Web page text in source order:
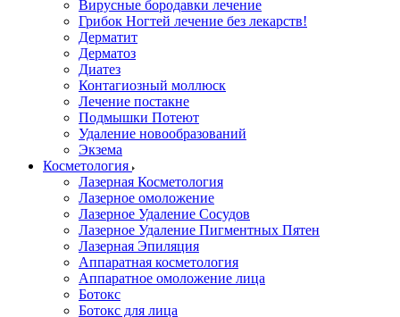
Вирусные бородавки лечение
Грибок Ногтей лечение без лекарств!
Дерматит
Дерматоз
Диатез
Контагиозный моллюск
Лечение постакне
Подмышки Потеют
Удаление новообразований
Экзема
Косметология
Лазерная Косметология
Лазерное омоложение
Лазерное Удаление Сосудов
Лазерное Удаление Пигментных Пятен
Лазерная Эпиляция
Аппаратная косметология
Аппаратное омоложение лица
Ботокс
Ботокс для лица